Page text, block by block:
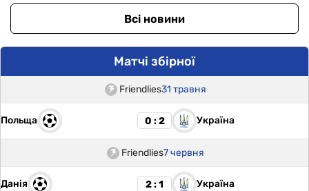
Всі новини
Матчі збірної
Friendlies31 травня
Польща 0 : 2 Україна
Friendlies7 червня
Данія 2 : 1 Україна